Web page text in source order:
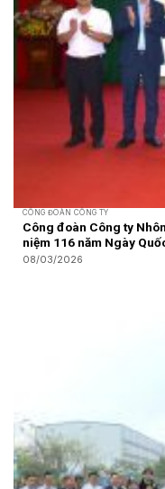
CÔNG ĐOÀN CÔNG TY
Công đoàn Công ty
niệm 116 năm Ngày
08/03/2026